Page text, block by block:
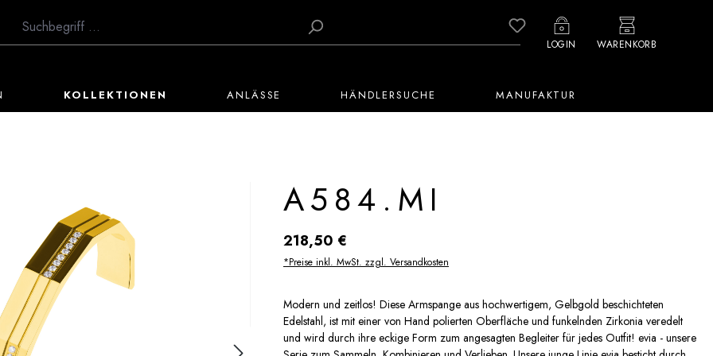
Du hast 0 Produkte auf dem
LOGIN WARENKORB
KOLLEKTIONEN ANLÄSSE HÄNDLERSUCHE MANUFAKTUR
A584.MI
Regulärer Preis:
218,50 €
*Preise inkl. MwSt. zzgl. Versandkosten
Modern und zeitlos! Diese Armspange aus hochwertigem, Gelbgold beschichteten
Edelstahl, ist mit einer von Hand polierten Oberfläche und funkelnden Zirkonia veredelt
und wird durch ihre eckige Form zum angesagten Begleiter für jedes Outfit! evia - unsere